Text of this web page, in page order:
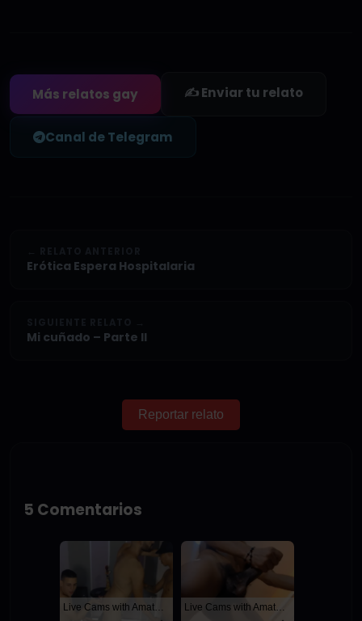
Más relatos gay ✍️ Enviar tu relato
Canal de Telegram
Erótica Espera Hospitalaria
Mi cuñado – Parte II
Reportar relato
5 Comentarios
Live Cams with Amateur Men Live Cams with Amateur Men